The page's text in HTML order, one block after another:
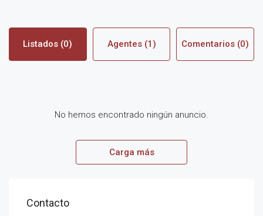
Listados (0) Agentes (1) Comentarios (0)
No hemos encontrado ningún anuncio.
Carga más
Contacto